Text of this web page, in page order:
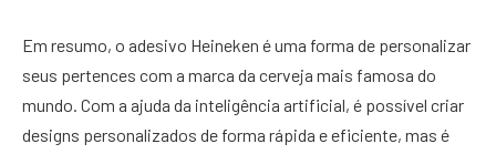
Em resumo, o adesivo Heineken é uma forma de personalizar
seus pertences com a marca da cerveja mais famosa do
mundo. Com a ajuda da inteligência artificial, é possível criar
designs personalizados de forma rápida e eficiente, mas é